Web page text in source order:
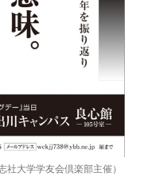
大学学友会倶楽部主催）